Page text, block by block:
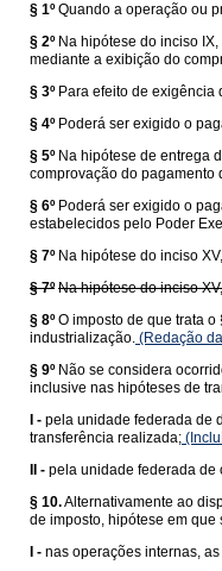
§ 1º Quando a operação ou
§ 2º Na hipótese do inciso
mediante a exibição do
§ 3º Para efeito de
§ 4º Poderá ser exigido o
§ 5º Na hipótese de entrega
comprovação do pagamento
§ 6º Poderá ser exigido o
estabelecidos pelo Poder
§ 7º Na hipótese do inciso
§ 7º Na hipótese do inciso
§ 8º O imposto de que trata
industrialização. (Redação
§ 9º Não se considera
inclusive nas hipóteses de
I - pela unidade federada de
transferência realizada;
II - pela unidade federada de
§ 10.Alternativamente ao
de imposto, hipótese em
I - nas operações internas,